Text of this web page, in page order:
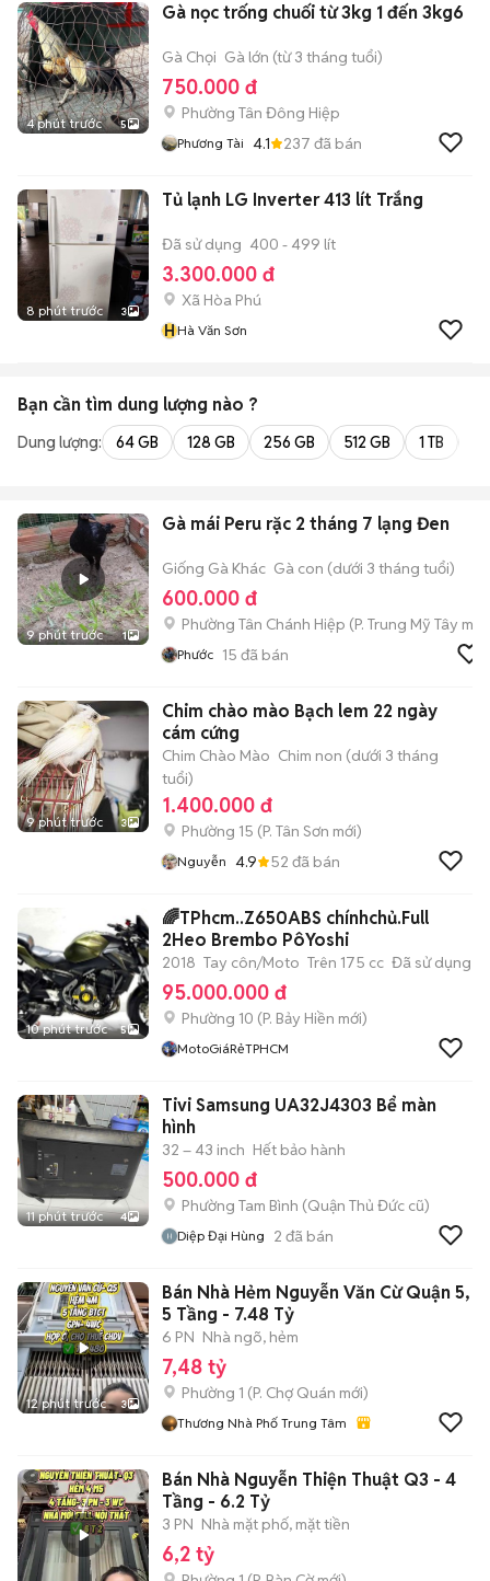
4 phút trước 5
Gà nọc trống chuối từ 3kg 1 đến 3kg6
Gà Chọi Gà lớn (từ 3 tháng tuổi)
750.000 đ
Phường Tân Đông Hiệp
Phương Tài 4.1 237 đã bán
8 phút trước 3
Tủ lạnh LG Inverter 413 lít Trắng
Đã sử dụng 400 - 499 lít
3.300.000 đ
Xã Hòa Phú
HHà Văn Sơn
Bạn cần tìm dung lượng nào ?
Dung lượng: 64 GB 128 GB 256 GB 512 GB 1 TB
9 phút trước 1
Gà mái Peru rặc 2 tháng 7 lạng Đen
Giống Gà Khác Gà con (dưới 3 tháng tuổi)
600.000 đ
Phường Tân Chánh Hiệp (P. Trung Mỹ Tây mới)
Phước 15 đã bán
9 phút trước 3
Chim chào mào Bạch lem 22 ngày
cám cứng
Chim Chào Mào Chim non (dưới 3 tháng
tuổi)
1.400.000 đ
Phường 15 (P. Tân Sơn mới)
Nguyễn 4.9 52 đã bán
10 phút trước 5
🌈TPhcm..Z650ABS chínhchủ.Full
2Heo Brembo PôYoshi
2018 Tay côn/Moto Trên 175 cc Đã sử dụng
95.000.000 đ
Phường 10 (P. Bảy Hiền mới)
MotoGiáRẻTPHCM
11 phút trước 4
Tivi Samsung UA32J4303 Bể màn
hình
32 – 43 inch Hết bảo hành
500.000 đ
Phường Tam Bình (Quận Thủ Đức cũ)
Diệp Đại Hùng 2 đã bán
12 phút trước 3
Bán Nhà Hẻm Nguyễn Văn Cừ Quận 5,
5 Tầng - 7.48 Tỷ
6 PN Nhà ngõ, hẻm
7,48 tỷ
Phường 1 (P. Chợ Quán mới)
Thương Nhà Phố Trung Tâm
Bán Nhà Nguyễn Thiện Thuật Q3 - 4
Tầng - 6.2 Tỷ
3 PN Nhà mặt phố, mặt tiền
6,2 tỷ